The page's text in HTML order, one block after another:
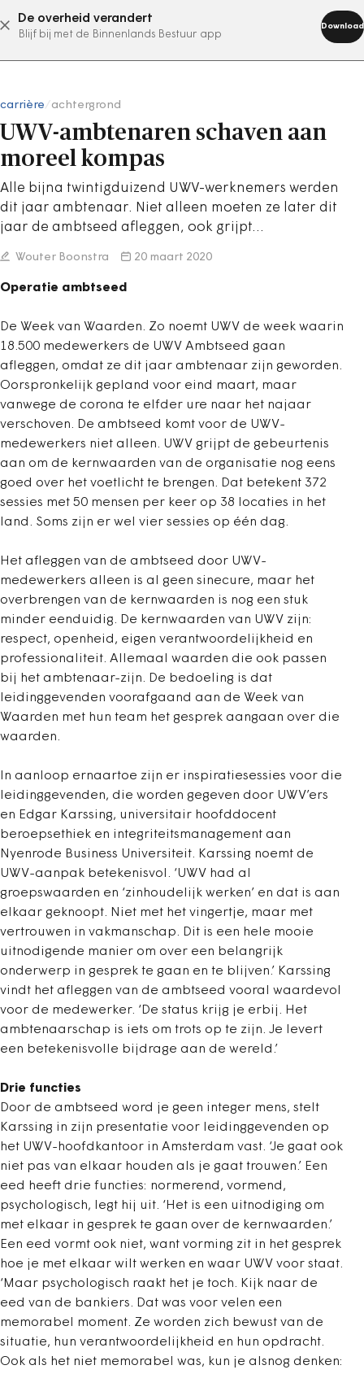
De overheid verandert
Blijf bij met de Binnenlands Bestuur app
Download
abonneer nu
carrière achtergrond
UWV-ambtenaren schaven aan
moreel kompas
Alle bijna twintigduizend UWV-werknemers werden
dit jaar ambtenaar. Niet alleen moeten ze later dit
jaar de ambtseed afleggen, ook grijpt…
Wouter Boonstra 20 maart 2020
Operatie ambtseed
De Week van Waarden. Zo noemt UWV de week waarin
18.500 medewerkers de UWV Ambtseed gaan
afleggen, omdat ze dit jaar ambtenaar zijn geworden.
Oorspronkelijk gepland voor eind maart, maar
vanwege de corona te elfder ure naar het najaar
verschoven. De ambtseed komt voor de UWV-
medewerkers niet alleen. UWV grijpt de gebeurtenis
aan om de kernwaarden van de organisatie nog eens
goed over het voetlicht te brengen. Dat betekent 372
sessies met 50 mensen per keer op 38 locaties in het
land. Soms zijn er wel vier sessies op één dag.
Het afleggen van de ambtseed door UWV-
medewerkers alleen is al geen sinecure, maar het
overbrengen van de kernwaarden is nog een stuk
minder eenduidig. De kernwaarden van UWV zijn:
respect, openheid, eigen verantwoordelijkheid en
professionaliteit. Allemaal waarden die ook passen
bij het ambtenaar-zijn. De bedoeling is dat
leidinggevenden voorafgaand aan de Week van
Waarden met hun team het gesprek aangaan over die
waarden.
In aanloop ernaartoe zijn er inspiratiesessies voor die
leidinggevenden, die worden gegeven door UWV’ers
en Edgar Karssing, universitair hoofddocent
beroepsethiek en integriteitsmanagement aan
Nyenrode Business Universiteit. Karssing noemt de
UWV-aanpak betekenisvol. ‘UWV had al
groepswaarden en ‘zinhoudelijk werken’ en dat is aan
elkaar geknoopt. Niet met het vingertje, maar met
vertrouwen in vakmanschap. Dit is een hele mooie
uitnodigende manier om over een belangrijk
onderwerp in gesprek te gaan en te blijven.’ Karssing
vindt het afleggen van de ambtseed vooral waardevol
voor de medewerker. ‘De status krijg je erbij. Het
ambtenaarschap is iets om trots op te zijn. Je levert
een betekenisvolle bijdrage aan de wereld.’
Drie functies
Door de ambtseed word je geen integer mens, stelt
Karssing in zijn presentatie voor leidinggevenden op
het UWV-hoofdkantoor in Amsterdam vast. ‘Je gaat ook
niet pas van elkaar houden als je gaat trouwen.’ Een
eed heeft drie functies: normerend, vormend,
psychologisch, legt hij uit. ‘Het is een uitnodiging om
met elkaar in gesprek te gaan over de kernwaarden.’
Een eed vormt ook niet, want vorming zit in het gesprek
hoe je met elkaar wilt werken en waar UWV voor staat.
‘Maar psychologisch raakt het je toch. Kijk naar de
eed van de bankiers. Dat was voor velen een
memorabel moment. Ze worden zich bewust van de
situatie, hun verantwoordelijkheid en hun opdracht.
Ook als het niet memorabel was, kun je alsnog denken: